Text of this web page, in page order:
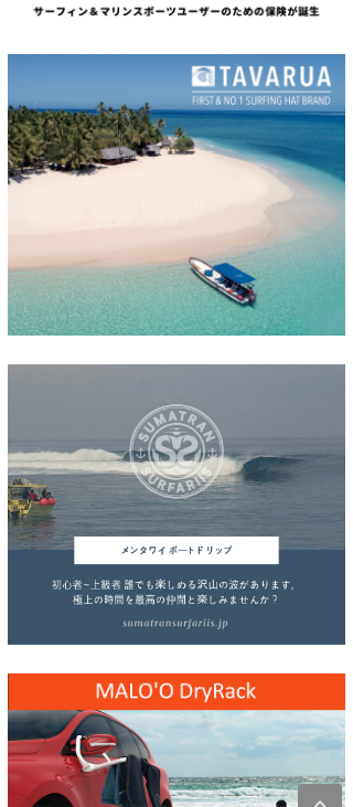
ハンマー
三輪予報士
小川予報士
唐澤予報士
SancheZ
wanda
予報士 hiro.
banpaku
Mr.K
Romisea